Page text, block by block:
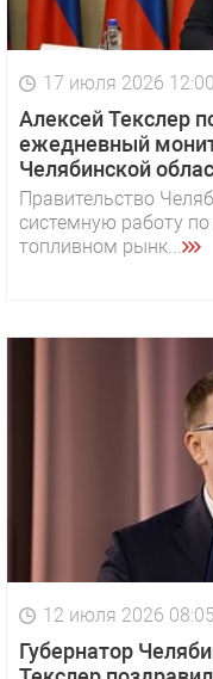
17 июля 2026 12:00
Алексей Текслер
ежедневный
Челябинской
Правительство
системную работу
топливном рынк...
12 июля 2026 08:05
Губернатор